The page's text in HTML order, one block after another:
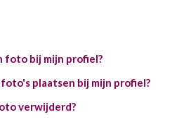
foto bij mijn profiel?
plaatsen bij mijn profiel?
verwijderd?